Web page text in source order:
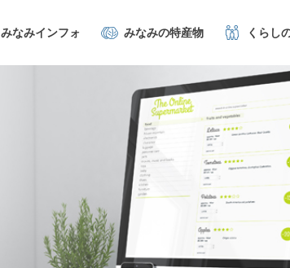
みなみインフォ みなみの特産物 くらし